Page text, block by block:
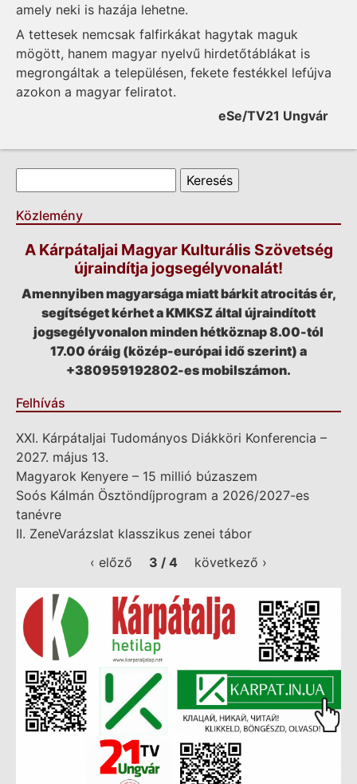
amely neki is hazája lehetne.
A tettesek nemcsak falfirkákat hagytak maguk
mögött, hanem magyar nyelvű hirdetőtáblákat is
megrongáltak a településen, fekete festékkel lefújva
azokon a magyar feliratot.
eSe/TV21 Ungvár
Keresés űrlap
Közlemény
A Kárpátaljai Magyar Kulturális Szövetség
újraindítja jogsegélyvonalát!
Amennyiben magyarsága miatt bárkit atrocitás ér,
segítséget kérhet a KMKSZ által újraindított
jogsegélyvonalon minden hétköznap 8.00-tól
17.00 óráig (közép-európai idő szerint) a
+380959192802-es mobilszámon.
Felhívás
XXI. Kárpátaljai Tudományos Diákköri Konferencia –
2027. május 13.
Magyarok Kenyere – 15 millió búzaszem
Soós Kálmán Ösztöndíjprogram a 2026/2027-es
tanévre
II. ZeneVarázslat klasszikus zenei tábor
‹ előző
3 / 4 következő ›